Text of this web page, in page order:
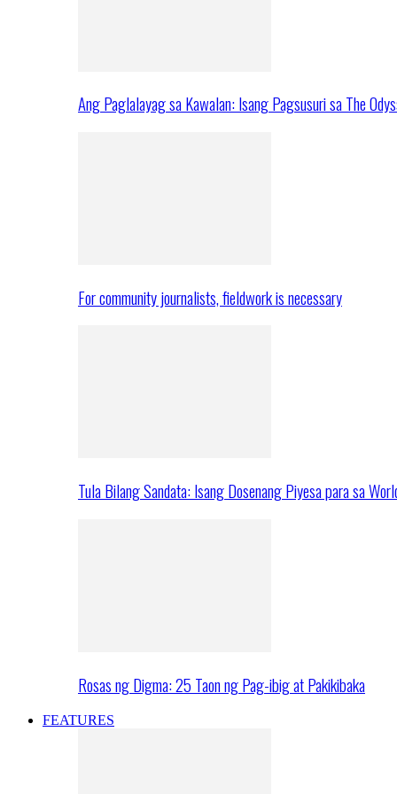
Ang Paglalayag sa Kawalan: Isang Pagsusuri sa The
For community journalists, fieldwork is necessary
Tula Bilang Sandata: Isang Dosenang Piyesa para sa
Rosas ng Digma: 25 Taon ng Pag-ibig at Pakikibaka
FEATURES